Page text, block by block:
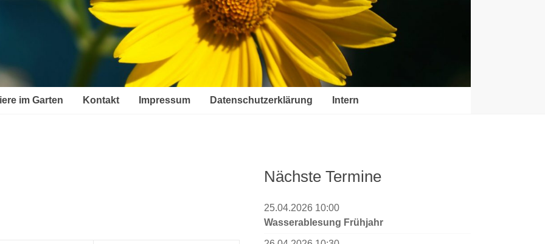
im Garten Kontakt Impressum Datenschutzerklärung Intern
Nächste Termine
25.04.2026 10:00
Wasserablesung Frühjahr